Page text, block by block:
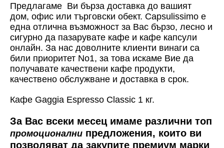
Предлагаме Ви бърза доставка до вашият
дом, офис или търговски обект. Capsulissimo е
една отлична възможност за Вас бързо, лесно и
сигурно да пазарувате кафе и кафе капсули
онлайн. За нас доволните клиенти винаги са
били приоритет No1, за това искаме Вие да
получавате качествени кафе продукти,
качествено обслужване и доставка в срок.
Кафе Gaggia Espresso Classic 1 кг.
За Вас всеки месец имаме различни топ
промоционални предложения, които ви
позволяват да закупите премиум марки